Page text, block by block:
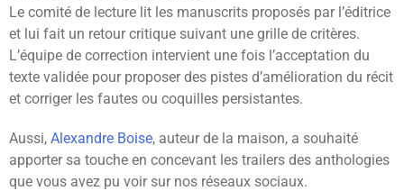
Le comité de lecture lit les manuscrits proposés par l’éditrice
et lui fait un retour critique suivant une grille de critères.
L’équipe de correction intervient une fois l’acceptation du
texte validée pour proposer des pistes d’amélioration du récit
et corriger les fautes ou coquilles persistantes.
Aussi, Alexandre Boise, auteur de la maison, a souhaité
apporter sa touche en concevant les trailers des anthologies
que vous avez pu voir sur nos réseaux sociaux.